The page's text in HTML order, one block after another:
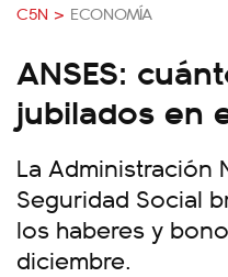
C5N > ECONOMÍA
ANSES:
jubilados en
La Administración
Seguridad Social
los haberes y
diciembre.